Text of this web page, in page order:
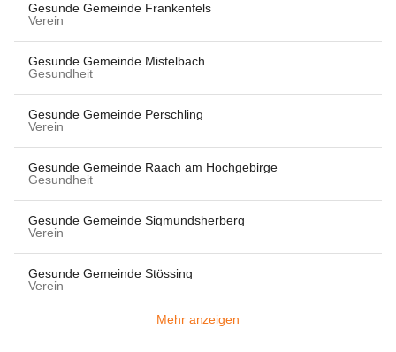
Gesunde Gemeinde Frankenfels
Verein
Gesunde Gemeinde Mistelbach
Gesundheit
Gesunde Gemeinde Perschling
Verein
Gesunde Gemeinde Raach am Hochgebirge
Gesundheit
Gesunde Gemeinde Sigmundsherberg
Verein
Gesunde Gemeinde Stössing
Verein
Mehr anzeigen